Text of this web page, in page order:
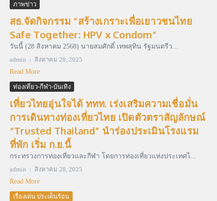
ภาพข่าว
สธ.จัดกิจกรรม “สร้างเกราะเพื่อเยาวชนไทย
Safe Together: HPV x Condom”
วันนี้ (28 สิงหาคม 2568) นายสมศักดิ์ เทพสุทิน รัฐมนตรีว...
admin
สิงหาคม 28, 2025
Read More
ท่องเที่ยว-กีฬา-บันเทิง
เที่ยวไทยอุ่นใจได้ ททท. เร่งเสริมความเชื่อมั่น
การเดินทางท่องเที่ยวไทย เปิดตัวตราสัญลักษณ์
“Trusted Thailand” นำร่องประเมินโรงแรม
ที่พัก เริ่ม ก.ย.นี้
กระทรวงการท่องเที่ยวและกีฬา โดยการท่องเที่ยวแห่งประเทศไ...
admin
สิงหาคม 28, 2025
Read More
เรื่องเด่น ประเด็นร้อน